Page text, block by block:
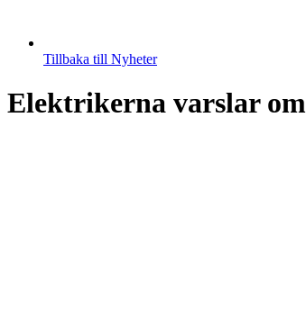
Tillbaka till Nyheter
Elektrikerna varslar